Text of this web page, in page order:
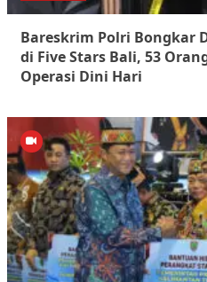
Bareskrim Polri Bongkar
di Five Stars Bali, 53
Operasi Dini Hari